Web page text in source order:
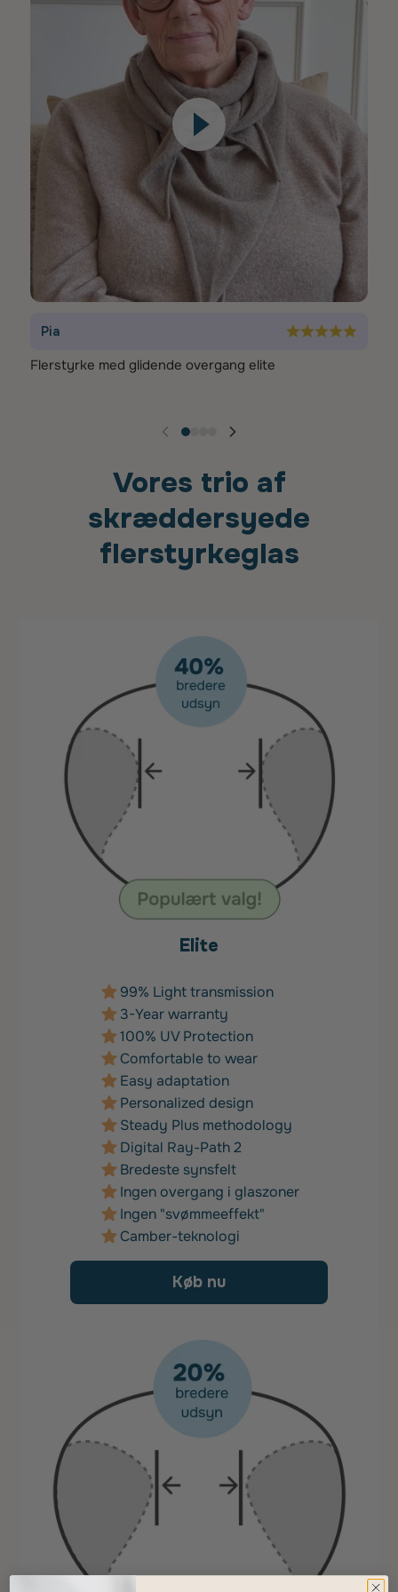
Pia
Flerstyrke med glidende overgang elite
Vores trio af
skræddersyede
flerstyrkeglas
Elite
99% Light transmission
3-Year warranty
100% UV Protection
Comfortable to wear
Easy adaptation
Personalized design
Steady Plus methodology
Digital Ray-Path 2
Bredeste synsfelt
Ingen overgang i glaszoner
Ingen "svømmeeffekt"
Camber-teknologi
Køb nu